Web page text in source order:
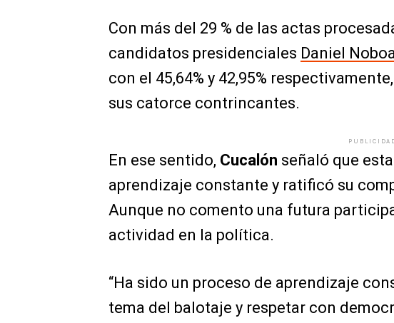
Con más del 29 % de las actas
candidatos presidenciales Daniel
con el 45,64% y 42,95%
sus catorce contrincantes.
En ese sentido, Cucalón señaló que
aprendizaje constante y ratificó su
Aunque no comento una futura
actividad en la política.
“Ha sido un proceso de aprendizaje
tema del balotaje y respetar con